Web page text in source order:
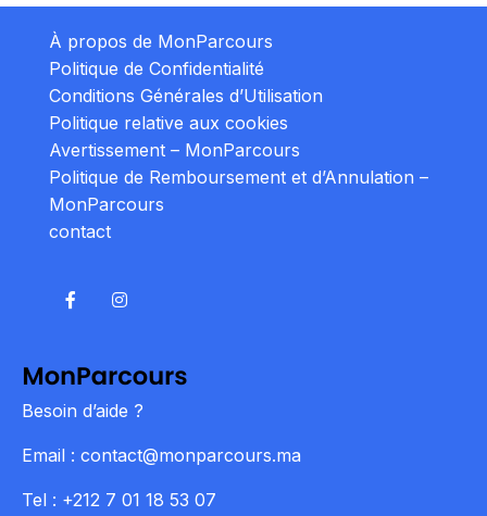
À propos de MonParcours
Politique de Confidentialité
Conditions Générales d’Utilisation
Politique relative aux cookies
Avertissement – MonParcours
Politique de Remboursement et d’Annulation –
MonParcours
contact
Besoin d’aide ?
Email : contact@monparcours.ma
Tel : +212 7 01 18 53 07